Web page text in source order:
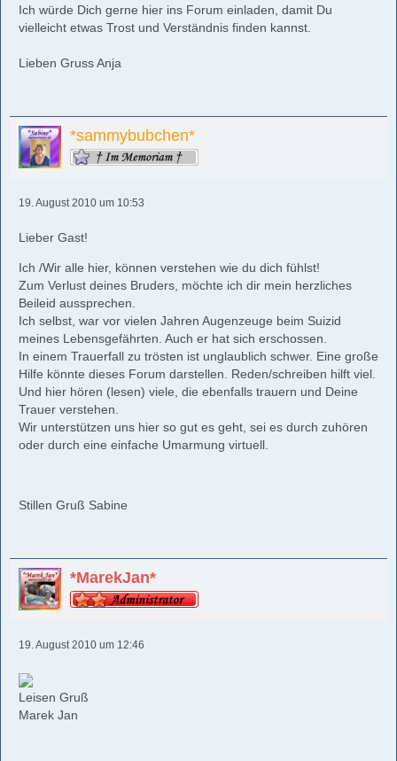
Ich würde Dich gerne hier ins Forum einladen, damit Du
vielleicht etwas Trost und Verständnis finden kannst.
Lieben Gruss Anja
*sammybubchen*
19. August 2010 um 10:53
Lieber Gast!
Ich /Wir alle hier, können verstehen wie du dich fühlst!
Zum Verlust deines Bruders, möchte ich dir mein herzliches
Beileid aussprechen.
Ich selbst, war vor vielen Jahren Augenzeuge beim Suizid
meines Lebensgefährten. Auch er hat sich erschossen.
In einem Trauerfall zu trösten ist unglaublich schwer. Eine große
Hilfe könnte dieses Forum darstellen. Reden/schreiben hilft viel.
Und hier hören (lesen) viele, die ebenfalls trauern und Deine
Trauer verstehen.
Wir unterstützen uns hier so gut es geht, sei es durch zuhören
oder durch eine einfache Umarmung virtuell.
Stillen Gruß Sabine
*MarekJan*
19. August 2010 um 12:46
Leisen Gruß
Marek Jan